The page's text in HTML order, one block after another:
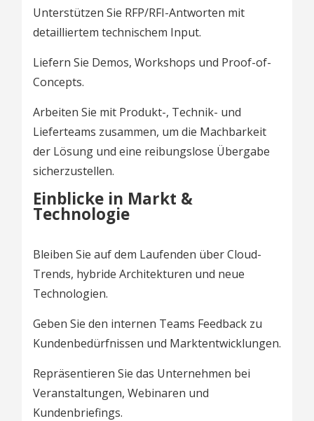
Unterstützen Sie RFP/RFI-Antworten mit
detailliertem technischem Input.
Liefern Sie Demos, Workshops und Proof-of-
Concepts.
Arbeiten Sie mit Produkt-, Technik- und
Lieferteams zusammen, um die Machbarkeit
der Lösung und eine reibungslose Übergabe
sicherzustellen.
Einblicke in Markt &
Technologie
Bleiben Sie auf dem Laufenden über Cloud-
Trends, hybride Architekturen und neue
Technologien.
Geben Sie den internen Teams Feedback zu
Kundenbedürfnissen und Marktentwicklungen.
Repräsentieren Sie das Unternehmen bei
Veranstaltungen, Webinaren und
Kundenbriefings.